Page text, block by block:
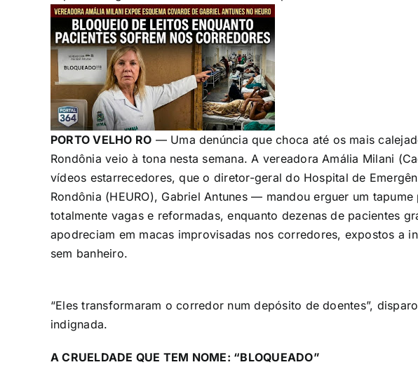
PORTO VELHO RO — Uma denúncia que choca até os mais
Rondônia veio à tona nesta semana. A vereadora Amália Milani
vídeos estarrecedores, que o diretor-geral do Hospital de
Rondônia (HEURO), Gabriel Antunes — mandou erguer um
totalmente vagas e reformadas, enquanto dezenas de pacientes
apodreciam em macas improvisadas nos corredores, expostos a
sem banheiro.
“Eles transformaram o corredor num depósito de doentes”,
indignada.
A CRUELDADE QUE TEM NOME: “BLOQUEADO”